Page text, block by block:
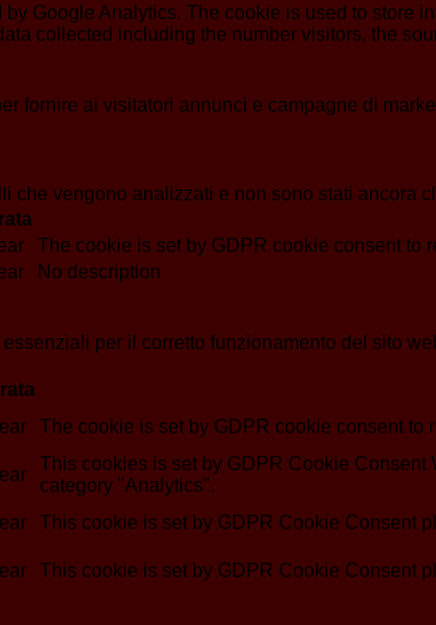
Google Analytics. The cookie is used to store
collected including the number visitors, the
fornire ai visitatori annunci e campagne di
che vengono analizzati e non sono stati ancora
The cookie is set by GDPR cookie consent to
No description
essenziali per il corretto funzionamento del sito
The cookie is set by GDPR cookie consent to
This cookies is set by GDPR Cookie Consent
category "Analytics".
This cookie is set by GDPR Cookie Consent
This cookie is set by GDPR Cookie Consent